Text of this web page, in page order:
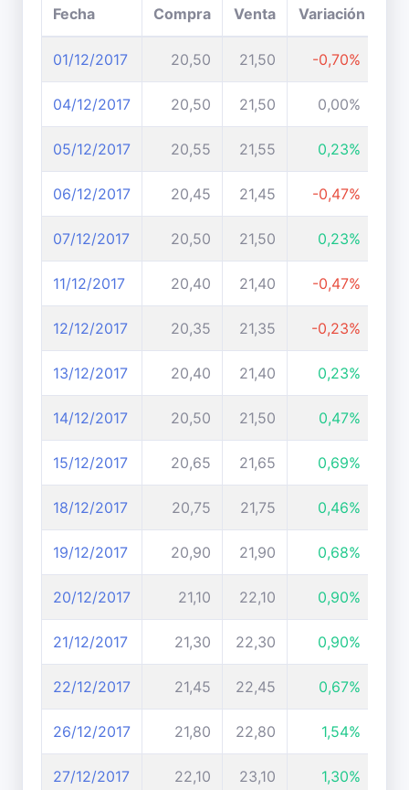
Fecha Compra Venta Variación
01/12/2017 20,50 21,50 -0,70%
04/12/2017 20,50 21,50 0,00%
05/12/2017 20,55 21,55 0,23%
06/12/2017 20,45 21,45 -0,47%
07/12/2017 20,50 21,50 0,23%
11/12/2017 20,40 21,40 -0,47%
12/12/2017 20,35 21,35 -0,23%
13/12/2017 20,40 21,40 0,23%
14/12/2017 20,50 21,50 0,47%
15/12/2017 20,65 21,65 0,69%
18/12/2017 20,75 21,75 0,46%
19/12/2017 20,90 21,90 0,68%
20/12/2017 21,10 22,10 0,90%
21/12/2017 21,30 22,30 0,90%
22/12/2017 21,45 22,45 0,67%
26/12/2017 21,80 22,80 1,54%
27/12/2017 22,10 23,10 1,30%